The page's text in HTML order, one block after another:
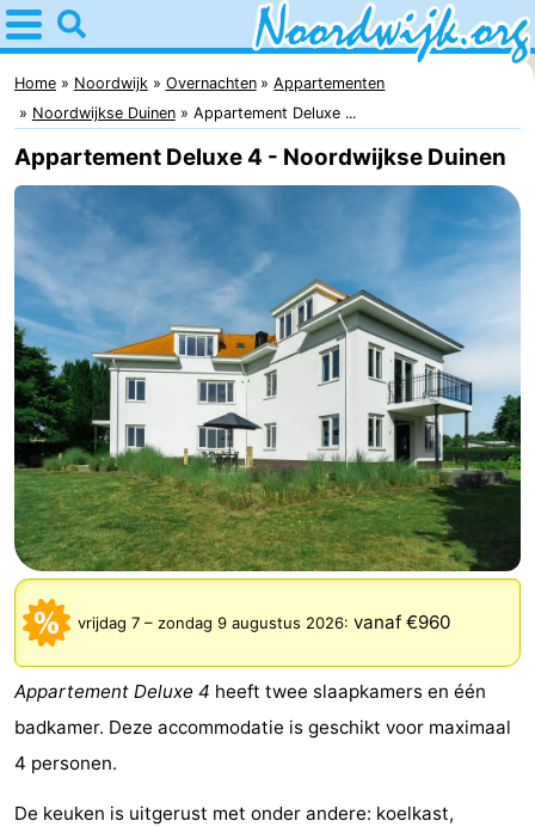
Home
Noordwijk
Tips
Voor
kinderen
Overnachten
Appartementen
Bed
(&
breakfasts)
Campings
Hotels
Vakantiehuizen
-
De
Gouden
Spar
-
De
Noordduinen
-
Duinresort
Dunimar
-
Noordwijkse
Home Noordwijk Overnachten
Appartementen
Noordwijkse Duinen
Appartement Deluxe ...
Appartement Deluxe 4 - Noordwijkse Duinen
vrijdag 7 – zondag 9 augustus 2026: vanaf €960
Appartement Deluxe 4 heeft twee slaapkamers en één
badkamer. Deze accommodatie is geschikt voor maximaal
4 personen.
De keuken is uitgerust met onder andere: koelkast,